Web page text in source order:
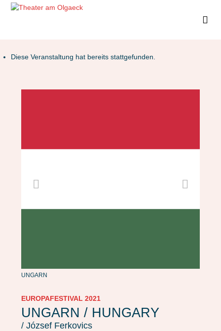
Diese Veranstaltung hat bereits stattgefunden.
UNGARN
EUROPAFESTIVAL 2021
UNGARN / HUNGARY
/ József Ferkovics